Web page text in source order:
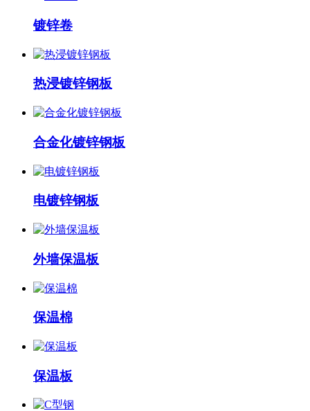
镀锌卷
热浸镀锌钢板
合金化镀锌钢板
电镀锌钢板
外墙保温板
保温棉
保温板